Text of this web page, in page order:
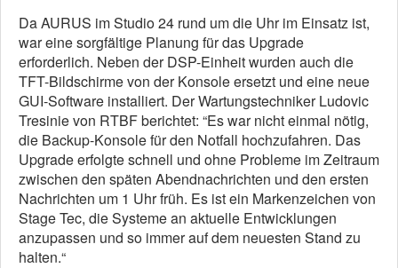
Da AURUS im Studio 24 rund um die Uhr im Einsatz ist,
war eine sorgfältige Planung für das Upgrade
erforderlich. Neben der DSP-Einheit wurden auch die
TFT-Bildschirme von der Konsole ersetzt und eine neue
GUI-Software installiert. Der Wartungstechniker Ludovic
Tresinie von RTBF berichtet: “Es war nicht einmal nötig,
die Backup-Konsole für den Notfall hochzufahren. Das
Upgrade erfolgte schnell und ohne Probleme im Zeitraum
zwischen den späten Abendnachrichten und den ersten
Nachrichten um 1 Uhr früh. Es ist ein Markenzeichen von
Stage Tec, die Systeme an aktuelle Entwicklungen
anzupassen und so immer auf dem neuesten Stand zu
halten.“